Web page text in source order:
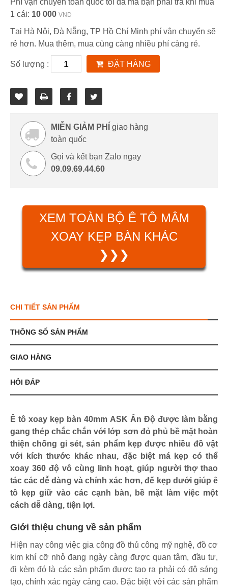
1 cái: 10 000 VND
Tại Hà Nội, Đà Nẵng, TP Hồ Chí Minh phí vận chuyển sẽ
rẻ hơn. Mua thêm, mua cùng càng nhiều phí càng rẻ.
Số lượng : ĐẶT HÀNG
MIỄN GIẢM PHÍ
giao hàng
toàn quốc
Gọi và kết bạn Zalo ngay
09.09.69.44.60
XEM TOÀN BỘ Ê TÔ MÂM
XOAY KẸP BÀN KHÁC
❯❯❯
CHI TIẾT SẢN PHẨM
THÔNG SỐ SẢN PHẨM
GIAO HÀNG
HỎI ĐÁP
Ê tô xoay kẹp bàn 40mm ASK Ấn Độ được làm bằng
gang thép chắc chắn với lớp sơn đỏ phủ bề mặt hoàn
thiện chống gỉ sét, sản phẩm kẹp được nhiều đồ vật
với kích thước khác nhau, đặc biệt má kẹp có thể
xoay 360 độ vô cùng linh hoạt, giúp người thợ thao
tác các dễ dàng và chính xác hơn, đế kẹp dưới giúp ê
tô kẹp giữ vào các cạnh bàn, bề mặt làm việc một
cách dễ dàng, tiện lợi.
Giới thiệu chung về sản phẩm
Hiện nay công việc gia công đồ thủ công mỹ nghệ, đồ cơ
kim khí cỡ nhỏ đang ngày càng được quan tâm, đầu tư,
đi kèm đó là các sản phẩm được tạo ra phải có độ sáng
tạo, chính xác ngày càng cao. Đặc biệt với các sản phẩm